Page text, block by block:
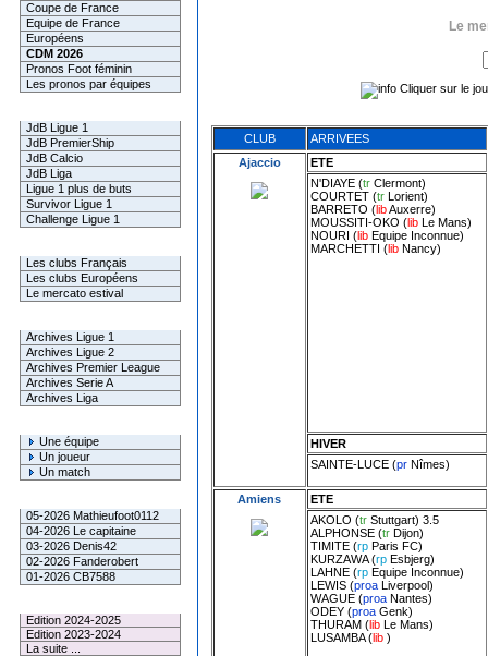
Coupe de France
Equipe de France
Européens
CDM 2026
Pronos Foot féminin
Les pronos par équipes
JdB Ligue 1
JdB PremierShip
JdB Calcio
JdB Liga
Ligue 1 plus de buts
Survivor Ligue 1
Challenge Ligue 1
Les clubs Français
Les clubs Européens
Le mercato estival
Archives Ligue 1
Archives Ligue 2
Archives Premier League
Archives Serie A
Archives Liga
Une équipe
Un joueur
Un match
05-2026 Mathieufoot0112
04-2026 Le capitaine
03-2026 Denis42
02-2026 Fanderobert
01-2026 CB7588
Edition 2024-2025
Edition 2023-2024
La suite ...
Le
Cliquer sur le
CLUB
ARRIVEES
Ajaccio
ETE
N'DIAYE(tr Clermont)
COURTET(tr Lorient)
BARRETO (libAuxerre)
MOUSSITI-OKO (lib Le Mans)
NOURI (lib Equipe Inconnue)
MARCHETTI (lib Nancy)
HIVER
SAINTE-LUCE(pr Nîmes)
Amiens
ETE
AKOLO (tr Stuttgart) 3.5
ALPHONSE(tr Dijon)
TIMITE(rp Paris FC)
KURZAWA(rp Esbjerg)
LAHNE(rp Equipe Inconnue)
LEWIS(proa Liverpool)
WAGUE(proa Nantes)
ODEY(proa Genk)
THURAM(lib Le Mans)
LUSAMBA(lib )